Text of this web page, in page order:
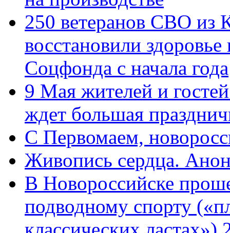
250 ветеранов СВО из
восстановили
Соцфонда с начала года
9 Мая жителей и
ждет большая
C Первомаем,
Живопись сердца.
В Новороссийске
подводному спорту